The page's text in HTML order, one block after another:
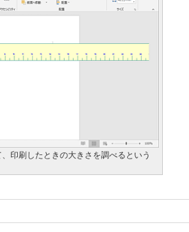
印刷したときの大きさを調べるという